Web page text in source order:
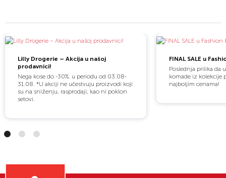
Lilly Drogerie – Akcija u našoj
prodavnici!
Nega kose do -30%. u periodu od 03.08-
31.08. *U akciji ne učestvuju proizvodi koji
su na sniženju, rasprodaji, kao ni poklon
setovi.
FINAL SALE u
Poslednja prilika da
komade iz kolekcije
najboljim cenama!